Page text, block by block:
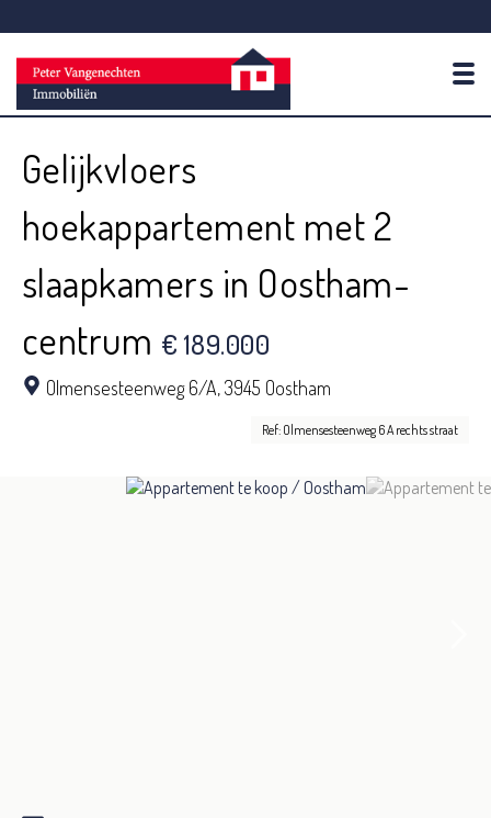
Gelijkvloers
hoekappartement met 2
slaapkamers in Oostham-
centrum € 189.000
Olmensesteenweg 6/A,3945 Oostham
Ref: Olmensesteenweg 6 A rechts straat